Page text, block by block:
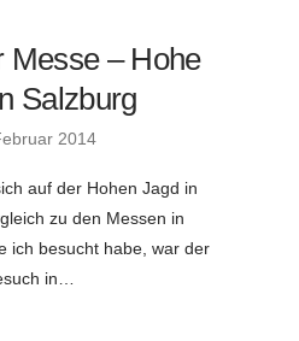
Messe – Hohe
Salzburg
2014
auf der Hohen Jagd in
zu den Messen in
ich besucht habe, war der
in…